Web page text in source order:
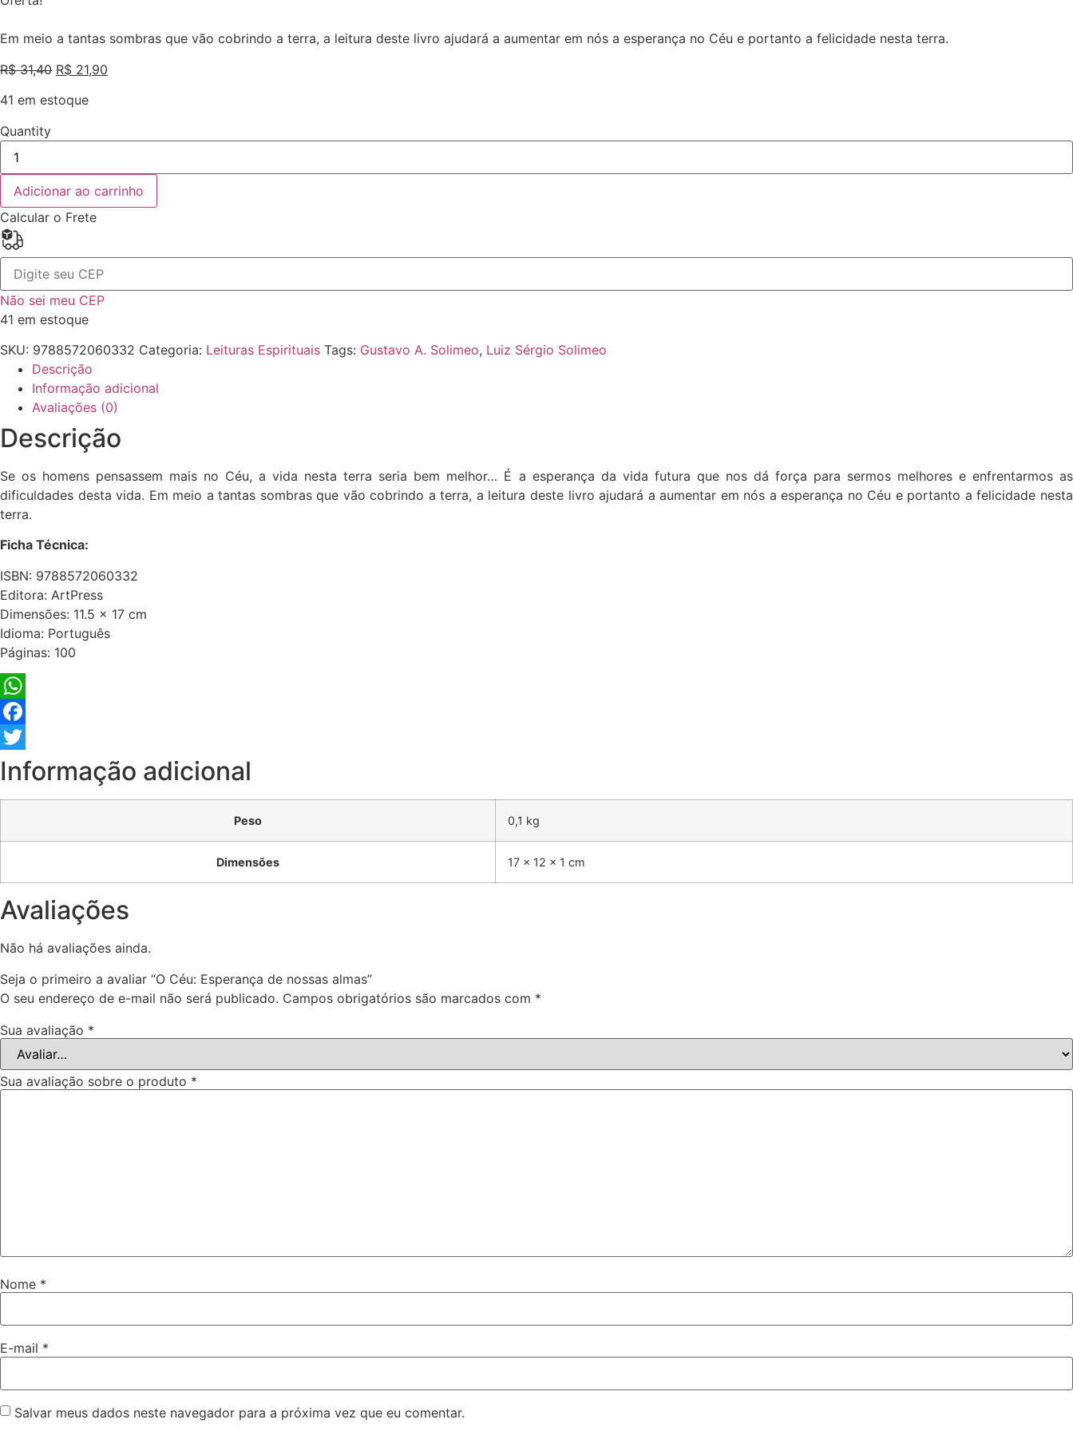
Em meio a tantas sombras que vão cobrindo a terra, a leitura deste livro ajudará a aumentar em nós a esperança no Céu e portanto a felicidade nesta terra.
R$31,40 O
original
R$ 31,40.
R$ 21,90
R$ 21,90.
41 em estoque
Quantity
O
Céu:
Esperança
nossas
almas
quantidade
Adicionar ao carrinho
Calcular o Frete
Não sei meu CEP
41 em estoque
SKU: 9788572060332 Categoria: Leituras Espirituais Tags: Gustavo A. Solimeo, Luiz Sérgio Solimeo
Descrição
Informação adicional
Avaliações (0)
Descrição
Se os homens pensassem mais no Céu, a vida nesta terra seria bem melhor… É a esperança da vida futura que nos dá força para sermos melhores e enfrentarmos as
dificuldades desta vida. Em meio a tantas sombras que vão cobrindo a terra, a leitura deste livro ajudará a aumentar em nós a esperança no Céu e portanto a felicidade nesta
terra.
Ficha Técnica:
ISBN: 9788572060332
Editora: ArtPress
Dimensões: 11.5 x 17 cm
Idioma: Português
Páginas: 100
WhatsApp
Facebook
Twitter
Informação adicional
Peso 0,1 kg
Dimensões 17 × 12 × 1 cm
Avaliações
Não há avaliações ainda.
Seja o primeiro a avaliar “O Céu: Esperança de nossas almas”
O seu endereço de e-mail não será publicado. Campos obrigatórios são marcados com *
Sua avaliação *
Sua avaliação sobre o produto *
Nome *
E-mail *
Salvar meus dados neste navegador para a próxima vez que eu comentar.